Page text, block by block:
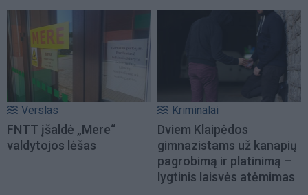
Verslas
FNTT įšaldė „Mere“
valdytojos lėšas
Kriminalai
Dviem Klaipėdos
gimnazistams už kanapių
pagrobimą ir platinimą –
lygtinis laisvės atėmimas